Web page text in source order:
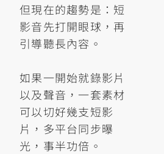
但現在的趨勢是：短
影音先打開眼球，再
引導聽長內容。
如果一開始就錄影片
以及聲音，一套素材
可以切好幾支短影
片，多平台同步曝
光，事半功倍。